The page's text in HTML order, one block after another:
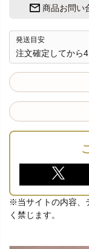
商品お問い
発送目安
注文確定してから
※当サイトの内容、
く禁じます。